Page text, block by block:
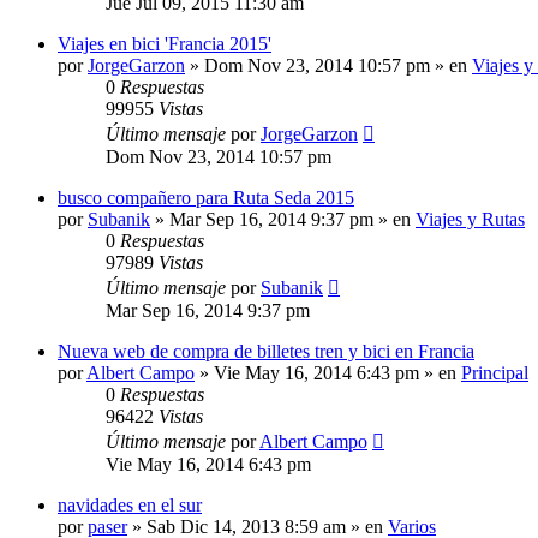
Viajes en bici 'Francia 2015'
porJorgeGarzon » Dom Nov 23, 2014 10:57 pm » en Viajes y
0 Respuestas
99955 Vistas
Último mensaje porJorgeGarzon
Dom Nov 23, 2014 10:57 pm
busco compañero para Ruta Seda 2015
por Subanik » Mar Sep 16, 2014 9:37 pm » en Viajes y Rutas
0 Respuestas
97989 Vistas
Último mensaje por Subanik
Mar Sep 16, 2014 9:37 pm
Nueva web de compra de billetes tren y bici en Francia
porAlbert Campo » Vie May 16, 2014 6:43 pm » en Principal
0 Respuestas
96422 Vistas
Último mensaje porAlbert Campo
Vie May 16, 2014 6:43 pm
navidades en el sur
porpaser» Sab Dic 14, 2013 8:59 am » en Varios